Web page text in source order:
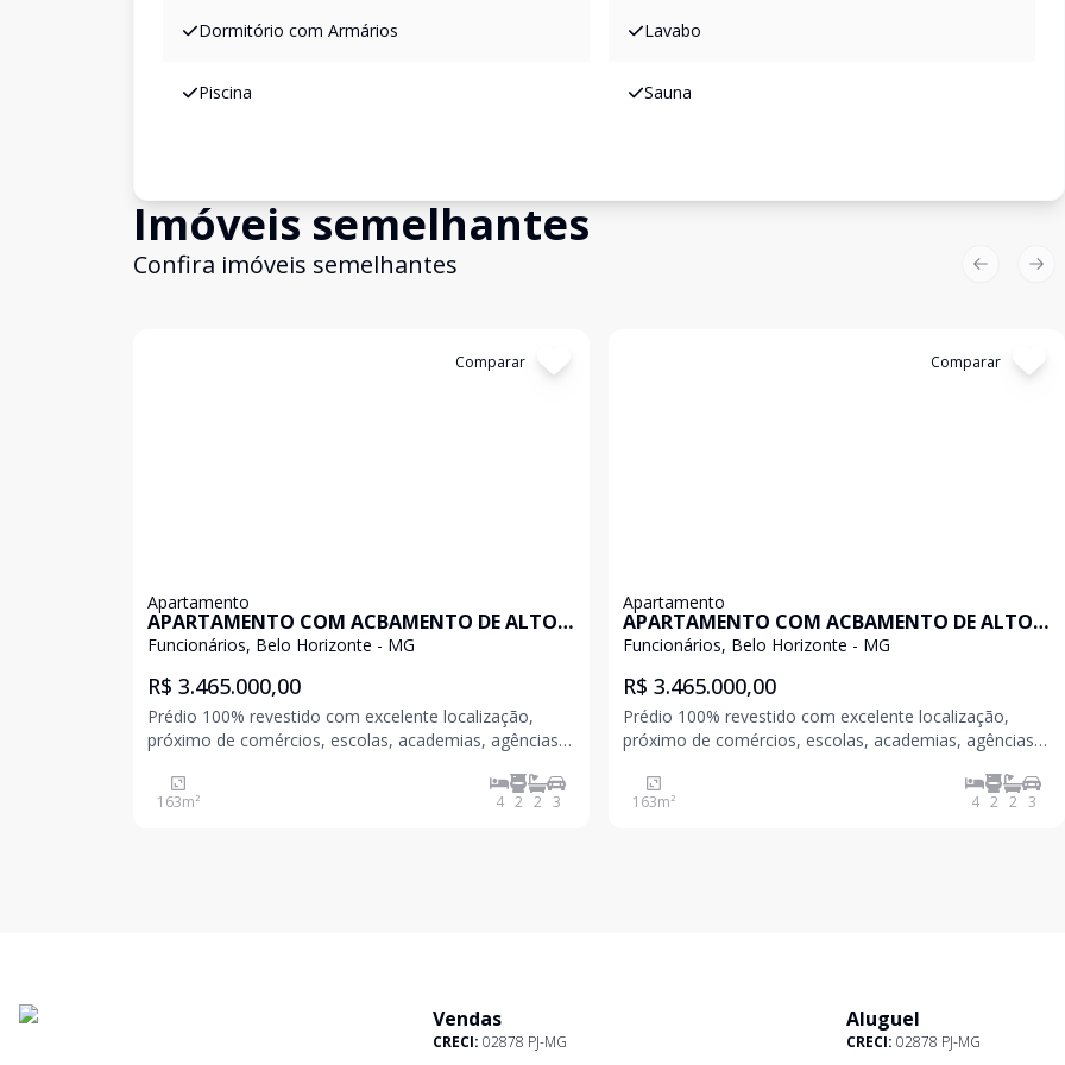
Dormitório com Armários Lavabo
Piscina Sauna
Imóveis semelhantes
Confira imóveis semelhantes
Comparar
Apartamento
APARTAMENTO COM ACBAMENTO DE ALTO
LUXO
Funcionários, Belo Horizonte - MG
R$ 3.465.000,00
Prédio 100% revestido com excelente localização,
próximo de comércios, escolas, academias, agências
mais bem localizados de Belo Horizonte, que une o
tradicional e o moderno na mesma medida. O palco
163m² 4 2 2 3
Comparar
Apartamento
APARTAMENTO COM ACBAMENTO DE ALTO
LUXO
Funcionários, Belo Horizonte - MG
R$ 3.465.000,00
Prédio 100% revestido com excelente localização,
próximo de comércios, escolas, academias, agências
mais bem localizados de Belo Horizonte, que une o
tradicional e o moderno na mesma medida. O palco
163m² 4 2 2 3
Previous
Vendas
CRECI: 02878 PJ-MG
Aluguel
CRECI: 02878 PJ-MG